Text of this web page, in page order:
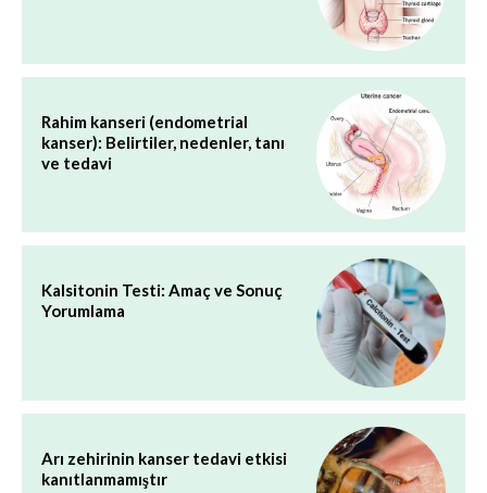
Rahim kanseri (endometrial
kanser): Belirtiler, nedenler, tanı
ve tedavi
Kalsitonin Testi: Amaç ve Sonuç
Yorumlama
Arı zehirinin kanser tedavi etkisi
kanıtlanmamıştır